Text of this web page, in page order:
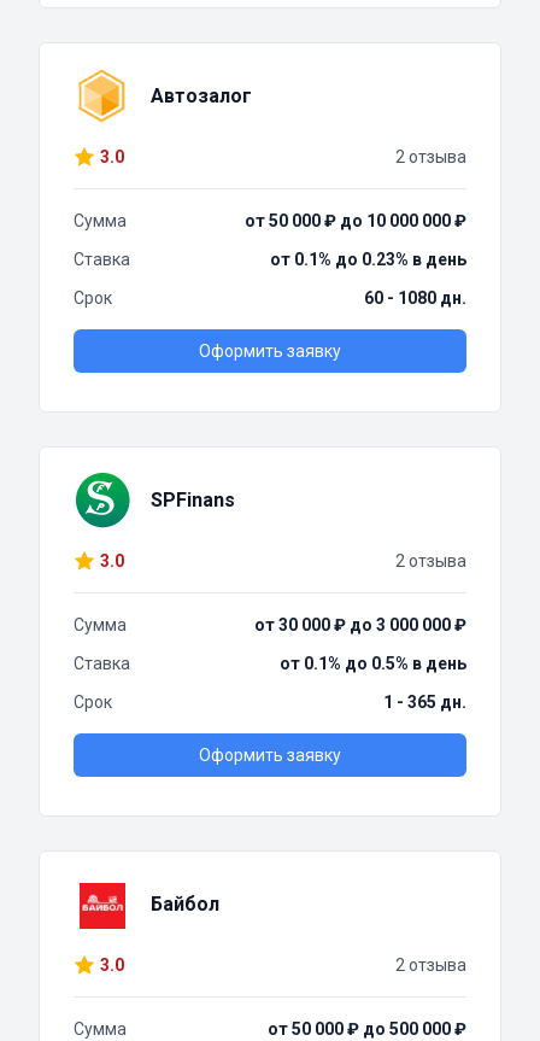
Автозалог
3.0 2 отзыва
Сумма
от 50 000 ₽ до 10 000 000 ₽
Ставка
от 0.1% до 0.23% в день
Срок
60 - 1080 дн.
Оформить заявку
SPFinans
3.0 2 отзыва
Сумма
от 30 000 ₽ до 3 000 000 ₽
Ставка
от 0.1% до 0.5% в день
Срок
1 - 365 дн.
Оформить заявку
Байбол
3.0 2 отзыва
Сумма
от 50 000 ₽ до 500 000 ₽